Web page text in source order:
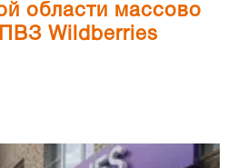
области массово
Wildberries